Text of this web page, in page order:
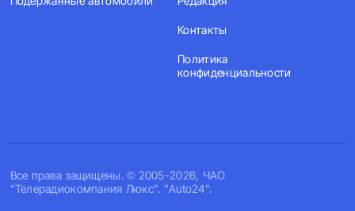
Все права защищены. © 2005-2026, ЧАО
"Телерадиокомпания Люкс". "Auto24".
Контакты
Политика
конфиденциальности